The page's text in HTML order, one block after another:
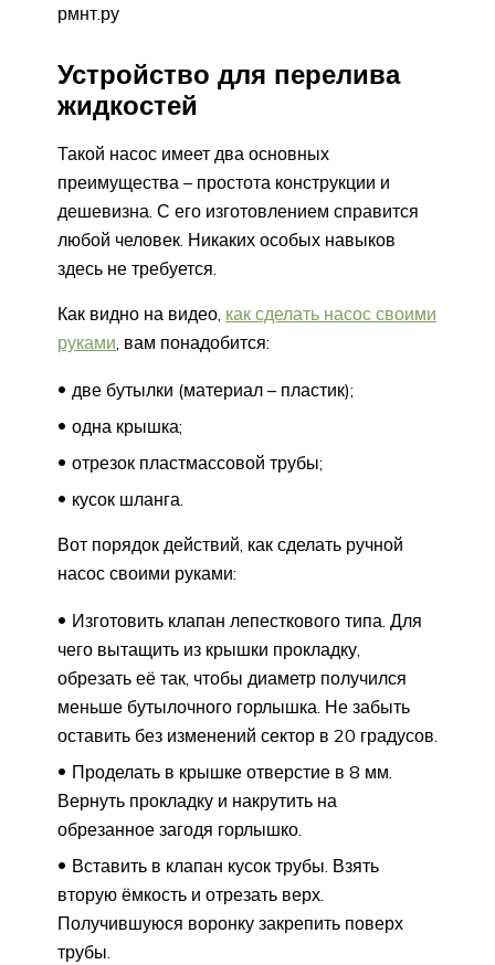
рмнт.ру
Устройство для перелива
жидкостей
Такой насос имеет два основных
преимущества – простота конструкции и
дешевизна. С его изготовлением справится
любой человек. Никаких особых навыков
здесь не требуется.
Как видно на видео, как сделать насос своими
руками, вам понадобится:
две бутылки (материал – пластик);
одна крышка;
отрезок пластмассовой трубы;
кусок шланга.
Вот порядок действий, как сделать ручной
насос своими руками:
Изготовить клапан лепесткового типа. Для
чего вытащить из крышки прокладку,
обрезать её так, чтобы диаметр получился
меньше бутылочного горлышка. Не забыть
оставить без изменений сектор в 20 градусов.
Проделать в крышке отверстие в 8 мм.
Вернуть прокладку и накрутить на
обрезанное загодя горлышко.
Вставить в клапан кусок трубы. Взять
вторую ёмкость и отрезать верх.
Получившуюся воронку закрепить поверх
трубы.